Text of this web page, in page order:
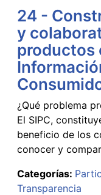
24 -
y
productos
¿Qué problema
El SIPC,
beneficio de los
conocer y
Categorías:
Transparencia